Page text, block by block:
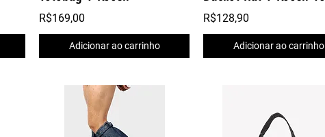
R$169,00
Adicionar ao carrinho
R$128,90
Adicionar ao carrinho